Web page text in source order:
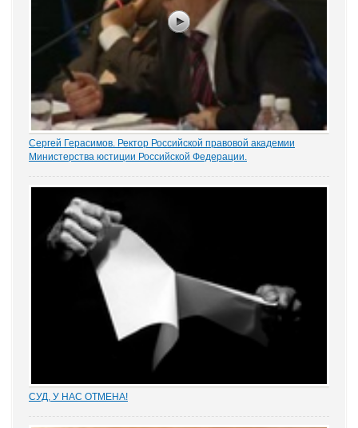
Сергей Герасимов. Ректор Российской правовой академии
Министерства юстиции Российской Федерации.
Федерации Сергей Герасимов. Проект Минюста он сравнил со
строительством совершенно необходимой...
СУД, У НАС ОТМЕНА!